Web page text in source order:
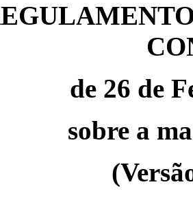
de 26 de
sobre a